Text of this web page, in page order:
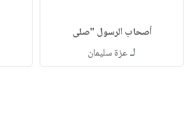
أصحاب الرسول "صلى
لـعزة سليمان